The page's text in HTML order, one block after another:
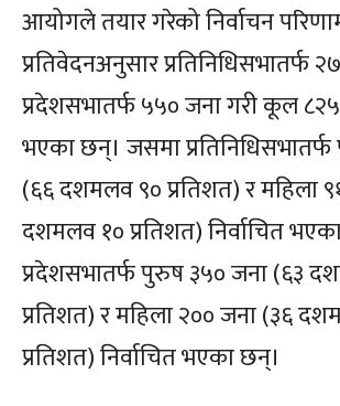
आयोगले तयार गरेको निर्वाचन
प्रतिवेदनअनुसार प्रतिनिधिसभातर्फ
प्रदेशसभातर्फ ५५० जना गरी कूल ८२५
भएका छन्। जसमा
(६६ दशमलव ९० प्रतिशत) र महिला
दशमलव १० प्रतिशत) निर्वाचित
प्रदेशसभातर्फ पुरुष ३५० जना (६३
प्रतिशत) र महिला २०० जना (३६
प्रतिशत) निर्वाचित भएका छन्।